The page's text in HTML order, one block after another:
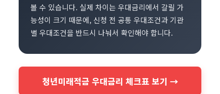
볼 수 있습니다. 실제 차이는 우대금리에서 갈릴 가
능성이 크기 때문에, 신청 전 공통 우대조건과 기관
별 우대조건을 반드시 나눠서 확인해야 합니다.
청년미래적금 우대금리 체크표 보기 →